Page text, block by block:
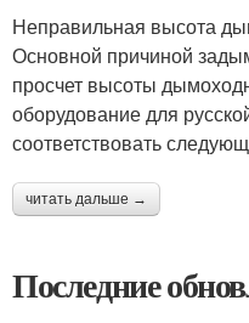
Неправильная высота
Основной причиной
просчет высоты
оборудование для
соответствовать
читать дальше →
Последние